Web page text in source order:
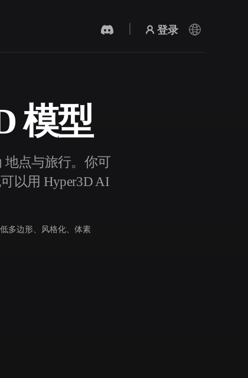
登录
AI 视频生成器
用 AI 从文字或图片创作视频。
3D 网格 편집기
模型
地点与旅行。你可
以用 Hyper3D AI
多边形、风格化、体素